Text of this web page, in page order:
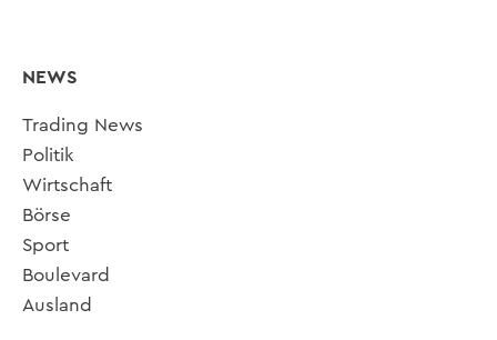
NEWS
Trading News
Politik
Wirtschaft
Börse
Sport
Boulevard
Ausland